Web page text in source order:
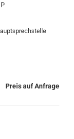
Preis auf Anfrage